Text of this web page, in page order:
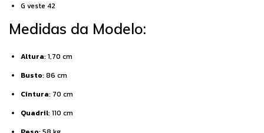
G veste 42
Medidas da Modelo:
Altura: 1,70 cm
Busto: 86 cm
Cintura: 70 cm
Quadril: 110 cm